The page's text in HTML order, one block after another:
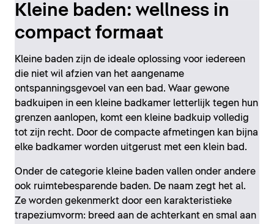
Kleine baden: wellness in
compact formaat
Kleine baden zijn de ideale oplossing voor iedereen
die niet wil afzien van het aangename
ontspanningsgevoel van een bad. Waar gewone
badkuipen in een kleine badkamer letterlijk tegen hun
grenzen aanlopen, komt een kleine badkuip volledig
tot zijn recht. Door de compacte afmetingen kan bijna
elke badkamer worden uitgerust met een klein bad.
Onder de categorie kleine baden vallen onder andere
ook ruimtebesparende baden. De naam zegt het al.
Ze worden gekenmerkt door een karakteristieke
trapeziumvorm: breed aan de achterkant en smal aan